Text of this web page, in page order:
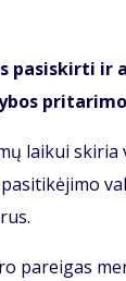
pasi­skirti ir
laikui skiria
pareigas